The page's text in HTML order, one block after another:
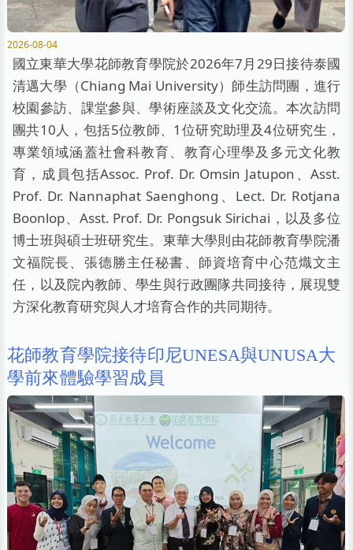
2026-08-04
國立東華大學花師教育學院於2026年7月29日接待泰國
清邁大學（Chiang Mai University）師生訪問團，進行
校園參訪、課堂參與、學術座談及文化交流。本次訪問
團共10人，包括5位教師、1位研究助理及4位研究生，
專業領域涵蓋社會科教育、教育心理學及多元文化教
育，成員包括Assoc. Prof. Dr. Omsin Jatupon、Asst.
Prof. Dr. Nannaphat Saenghong、Lect. Dr. Rotjana
Boonlop、Asst. Prof. Dr. Pongsuk Sirichai，以及多位
博士班與碩士班研究生。東華大學則由花師教育學院潘
文福院長、張德勝主任秘書、師資培育中心范熾文主
任，以及院內教師、學生與行政團隊共同接待，展現雙
方深化教育研究與人才培育合作的共同期待。
花師教育學院接待印尼UNESA與UNUSA大
學前來體驗學習成員